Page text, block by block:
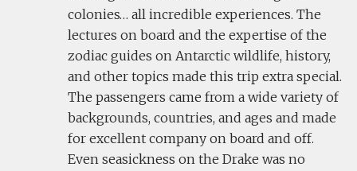
colonies… all incredible experiences. The
lectures on board and the expertise of the
zodiac guides on Antarctic wildlife, history,
and other topics made this trip extra special.
The passengers came from a wide variety of
backgrounds, countries, and ages and made
for excellent company on board and off.
Even seasickness on the Drake was no